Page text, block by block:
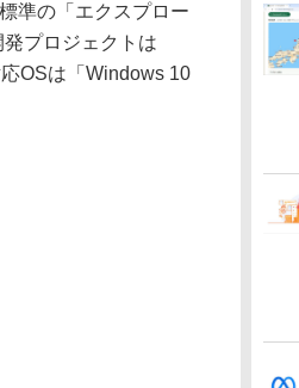
準の「エクスプロー
プロジェクトは
OSは「Windows 10